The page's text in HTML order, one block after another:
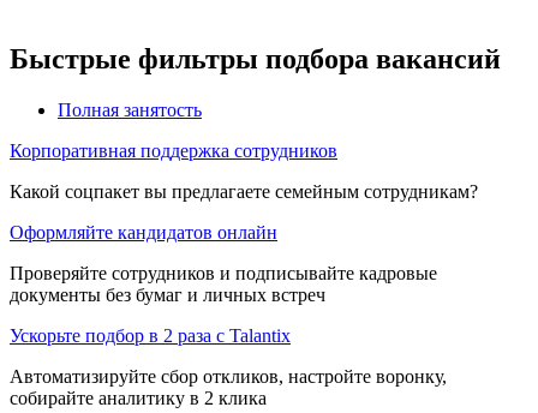
Быстрые фильтры подбора вакансий
Полная занятость
Корпоративная поддержка сотрудников
Какой соцпакет вы предлагаете семейным сотрудникам?
Оформляйте кандидатов онлайн
Проверяйте сотрудников и подписывайте кадровые
документы без бумаг и личных встреч
Ускорьте подбор в 2 раза с Talantix
Автоматизируйте сбор откликов, настройте воронку,
собирайте аналитику в 2 клика